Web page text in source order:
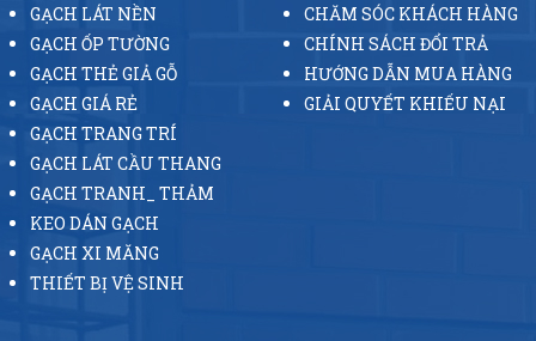
GẠCH LÁT NỀN
GẠCH ỐP TƯỜNG
GẠCH THẺ GIẢ GỖ
GẠCH GIÁ RẺ
GẠCH TRANG TRÍ
GẠCH LÁT CẦU THANG
GẠCH TRANH_ THẢM
KEO DÁN GẠCH
GẠCH XI MĂNG
THIẾT BỊ VỆ SINH
CHĂM SÓC KHÁCH HÀNG
CHÍNH SÁCH ĐỔI TRẢ
HƯỚNG DẪN MUA HÀNG
GIẢI QUYẾT KHIẾU NẠI